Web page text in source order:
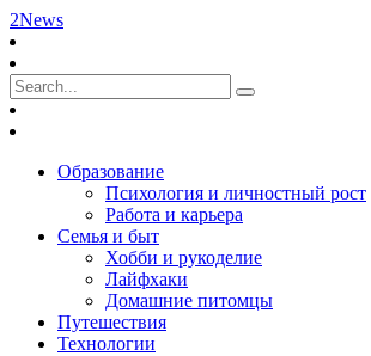
2News
Образование
Психология и личностный рост
Работа и карьера
Семья и быт
Хобби и рукоделие
Лайфхаки
Домашние питомцы
Путешествия
Технологии